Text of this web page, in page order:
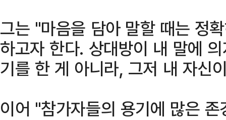
그는 "마음을 담아 말할 때는 정
하고자 한다. 상대방이 내 말에
기를 한 게 아니라, 그저 내 자신
이어 "참가자들의 용기에 많은